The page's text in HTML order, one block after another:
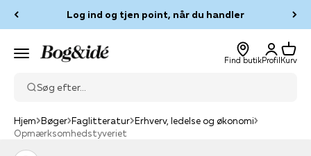
Log ind og tjen point, når du handler
Menu Bog & idé
Find butik
Log ind
Profil
Kurv
Kurv
Søg efter...
Hjem Bøger Faglitteratur Erhverv, ledelse og økonomi
Opmærksomhedstyveriet